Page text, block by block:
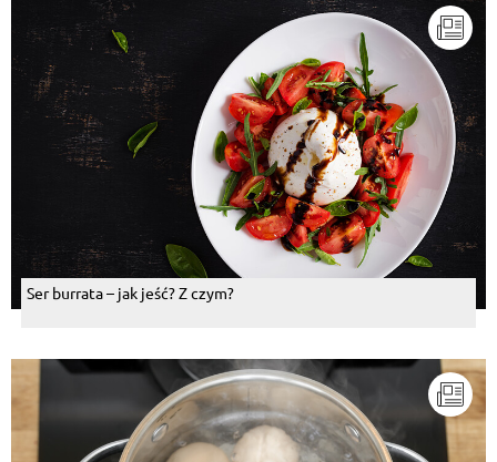
Ser burrata – jak jeść? Z czym?